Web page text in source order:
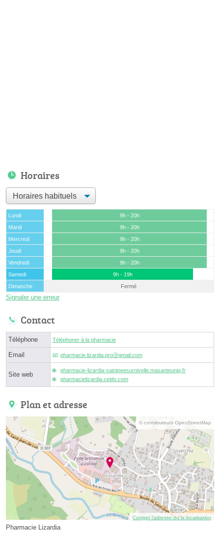
Horaires
Lundi
9h - 20h
Mardi
9h - 20h
Mercredi
9h - 20h
Jeudi
9h - 20h
Vendredi
9h - 20h
Samedi
9h - 19h
Dimanche
Fermé
Signaler une erreur
Contact
Téléphone Téléphoner à la pharmacie
Email pharmacie.lizardia.proⓐgmail.com
Site web
pharmacie-lizardia-saintpeesurnivelle.masanteuniq.fr
pharmacielizardia.ceido.com
Plan et adresse
© contributeurs OpenStreetMap
Corriger l’adresse ou la localisation
Pharmacie Lizardia